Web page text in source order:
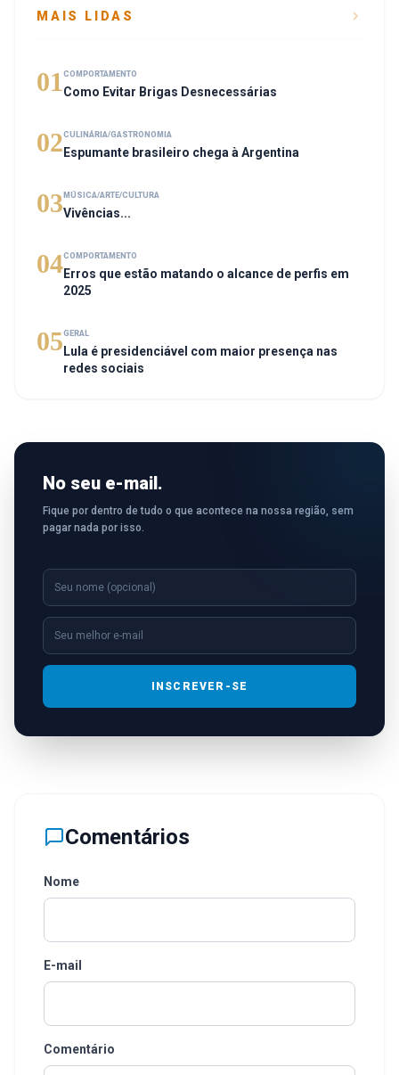
MAIS LIDAS
01 COMPORTAMENTO
Como Evitar Brigas Desnecessárias
02CULINÁRIA/GASTRONOMIA
Espumante brasileiro chega à Argentina
03 MÚSICA/ARTE/CULTURA
Vivências...
04COMPORTAMENTO
Erros que estão matando o alcance de perfis em
2025
05GERAL
Lula é presidenciável com maior presença nas
redes sociais
No seu e-mail.
Fique por dentro de tudo o que acontece na nossa região, sem
pagar nada por isso.
INSCREVER-SE
Comentários
Nome
E-mail
Comentário